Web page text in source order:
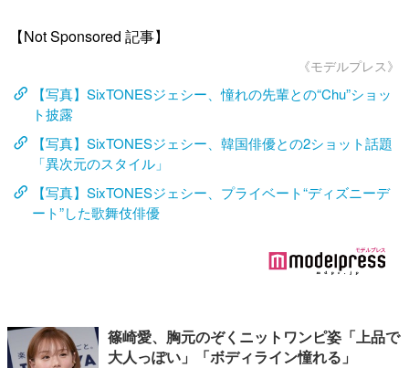
【Not Sponsored 記事】
《モデルプレス》
【写真】SixTONESジェシー、憧れの先輩との“Chu”ショッ
ト披露
【写真】SixTONESジェシー、韓国俳優との2ショット話題
「異次元のスタイル」
【写真】SixTONESジェシー、プライベート“ディズニーデ
ート”した歌舞伎俳優
篠崎愛、胸元のぞくニットワンピ姿「上品で
大人っぽい」「ボディライン憧れる」